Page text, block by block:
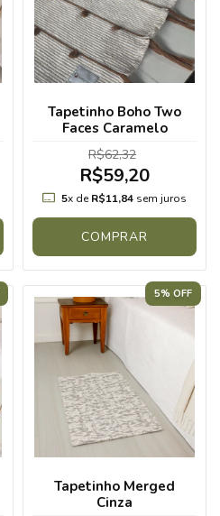
Tapetinho Boho Two
Faces Caramelo
R$62,32
R$59,20
5x de R$11,84sem juros
COMPRAR
5% OFF
Tapetinho Merged
Cinza